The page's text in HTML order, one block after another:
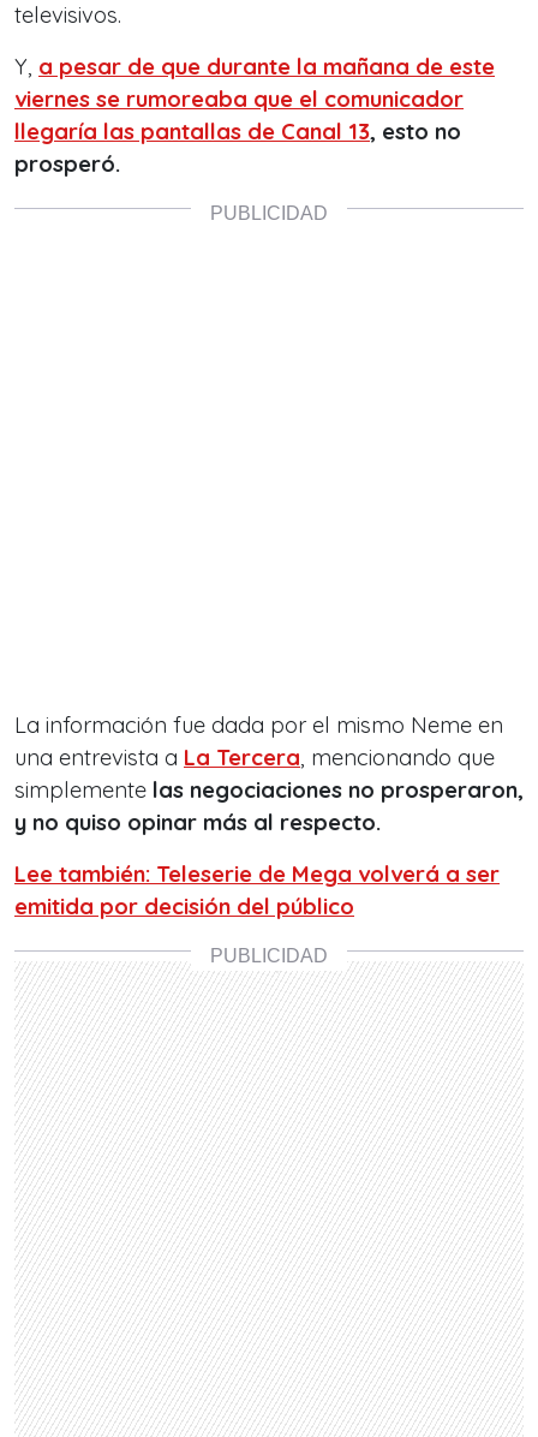
televisivos.
Y, a pesar de que durante la mañana de este
viernes se rumoreaba que el comunicador
llegaría las pantallas de Canal 13, esto no
prosperó.
La información fue dada por el mismo Neme en
una entrevista a La Tercera, mencionando que
simplemente las negociaciones no prosperaron,
y no quiso opinar más al respecto.
Lee también: Teleserie de Mega volverá a ser
emitida por decisión del público